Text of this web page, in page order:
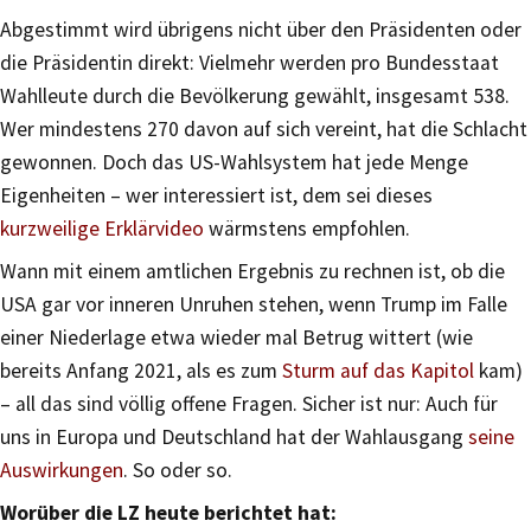
Abgestimmt wird übrigens nicht über den Präsidenten oder
die Präsidentin direkt: Vielmehr werden pro Bundesstaat
Wahlleute durch die Bevölkerung gewählt, insgesamt 538.
Wer mindestens 270 davon auf sich vereint, hat die Schlacht
gewonnen. Doch das US-Wahlsystem hat jede Menge
Eigenheiten – wer interessiert ist, dem sei dieses
kurzweilige Erklärvideo wärmstens empfohlen.
Wann mit einem amtlichen Ergebnis zu rechnen ist, ob die
USA gar vor inneren Unruhen stehen, wenn Trump im Falle
einer Niederlage etwa wieder mal Betrug wittert (wie
bereits Anfang 2021, als es zum Sturm auf das Kapitol kam)
– all das sind völlig offene Fragen. Sicher ist nur: Auch für
uns in Europa und Deutschland hat der Wahlausgang seine
Auswirkungen. So oder so.
Worüber die LZ heute berichtet hat: